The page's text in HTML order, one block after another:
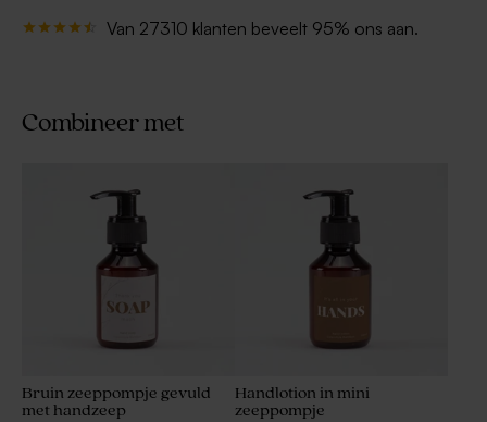
Van 27310 klanten beveelt 95% ons aan.
Combineer met
Bruin zeeppompje gevuld
met handzeep
Handlotion in mini
zeeppompje